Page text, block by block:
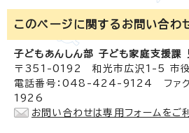
このページに関する お問い合わ
子どもあんしん部 子ども家庭支援課
〒351-0192 和光市広沢1-5 市
電話番号：048-424-9124 ファ
1926
お問い合わせは専用フォームをご